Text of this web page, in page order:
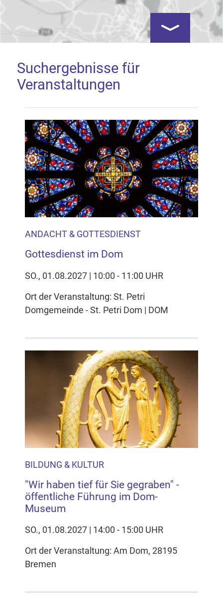
Google Map laden
Mit dem Laden der Karte akzeptieren Sie, dass die
Anwendung Google Maps beim Aktivieren von
Inhalten Cookies auf Ihrem Gerät setzt, z.B. zwecks
Reichweitenmessung und profilbasierter Werbung.
Näheres s.zur Datenschutzerklärung
Hier können Sie Ihre Cookie-
Einstellungen anpassen
Kartenansicht
Suchergebnisse für
Veranstaltungen
ANDACHT & GOTTESDIENST
Gottesdienst im Dom
SO., 01.08.2027 | 10:00 - 11:00 UHR
Ort der Veranstaltung: St. Petri
Domgemeinde - St. Petri Dom | DOM
BILDUNG & KULTUR
"Wir haben tief für Sie gegraben" -
öffentliche Führung im Dom-
Museum
SO., 01.08.2027 | 14:00 - 15:00 UHR
Ort der Veranstaltung: Am Dom, 28195
Bremen